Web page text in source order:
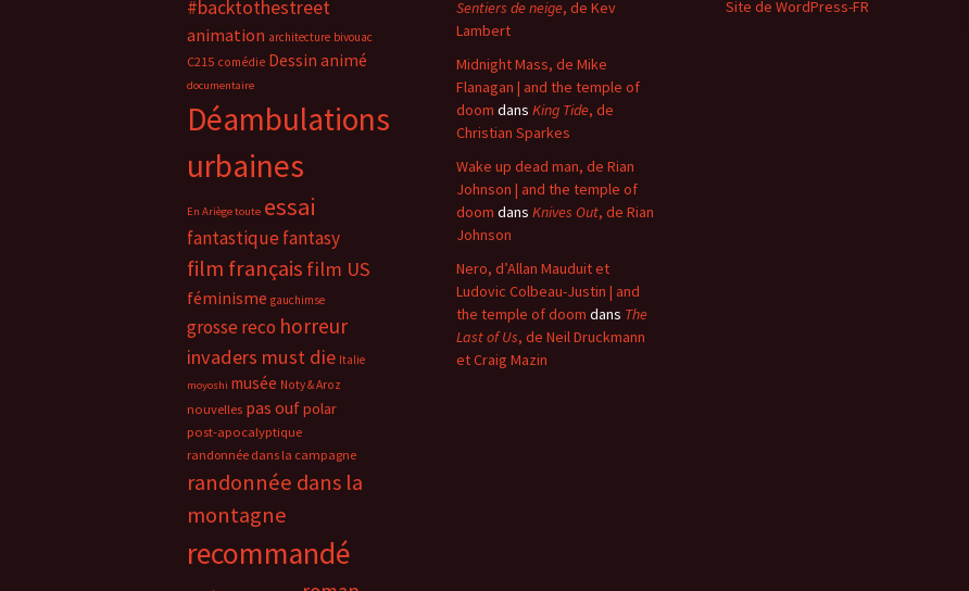
Sentiers de neige, de Kev
Lambert
Midnight Mass, de Mike
Flanagan | and the temple of
doom dans King Tide, de
Christian Sparkes
Wake up dead man, de Rian
Johnson | and the temple of
doom dans Knives Out, de Rian
Johnson
Nero, d’Allan Mauduit et
Ludovic Colbeau-Justin | and
the temple of doom dans The
Last of Us, de Neil Druckmann
et Craig Mazin
Site de WordPress-FR
#backtothestreet
animation architecture bivouac
C215 comédie Dessin animé
documentaire
Déambulations
urbaines
En Ariège toute essai
fantastiquefantasy
film français film US
féminisme gauchimse
grosse reco horreur
invaders must die Italie
moyoshi musée Noty & Aroz
nouvelles pas oufpolar
post-apocalyptique
randonnée dans la campagne
randonnée dans la
montagne
recommandé